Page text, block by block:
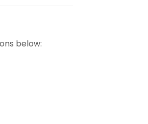
below: